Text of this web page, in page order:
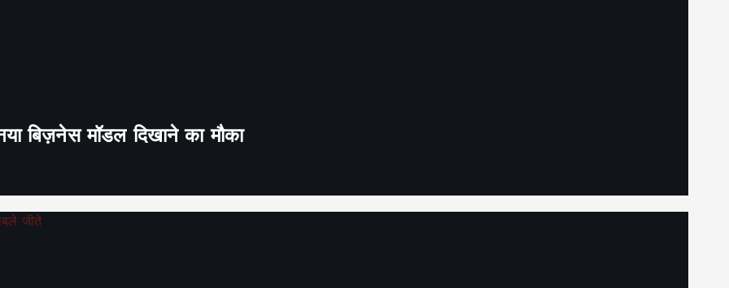
बिज़नेस मॉडल दिखाने का मौका